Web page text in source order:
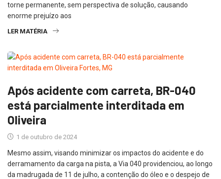
torne permanente, sem perspectiva de solução, causando
enorme prejuízo aos
LER MATÉRIA
Após acidente com carreta, BR-040
está parcialmente interditada em
Oliveira
1 de outubro de 2024
Mesmo assim, visando minimizar os impactos do acidente e do
derramamento da carga na pista, a Via 040 providenciou, ao longo
da madrugada de 11 de julho, a contenção do óleo e o despejo de